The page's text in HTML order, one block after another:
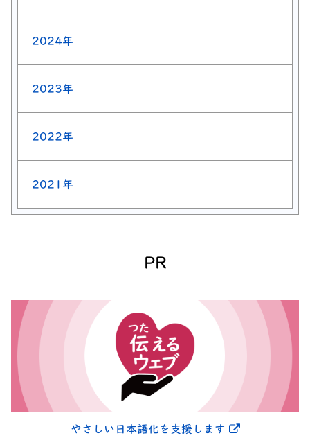
2024年
2023年
2022年
2021年
PR
やさしい日本語化を支援します 別ウィンドウ